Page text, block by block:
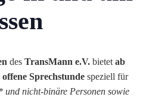
des TransMann e.V.bietet ab
offene Sprechstundespeziell für
nicht-binäre Personen sowie